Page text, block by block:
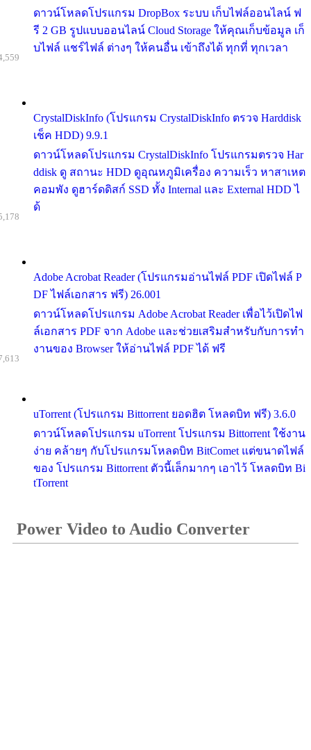
ดาวน์โหลดโปรแกรม DropBox ระบบ เก็บไฟล์ออนไลน์ ฟ
รี 2 GB รูปแบบออนไลน์ Cloud Storage ให้คุณเก็บข้อมูล เก็
บไฟล์ แชร์ไฟล์ ต่างๆ ให้คนอื่น เข้าถึงได้ ทุกที่ ทุกเวลา
CrystalDiskInfo (โปรแกรม CrystalDiskInfo ตรวจ Harddisk
เช็ค HDD) 9.9.1
ดาวน์โหลดโปรแกรม CrystalDiskInfo โปรแกรมตรวจ Har
ddisk ดู สถานะ HDD ดูอุณหภูมิเครื่อง ความเร็ว หาสาเหต
คอมพัง ดูฮาร์ดดิสก์ SSD ทั้ง Internal และ External HDD ไ
ด้
Adobe Acrobat Reader (โปรแกรมอ่านไฟล์ PDF เปิดไฟล์ P
DF ไฟล์เอกสาร ฟรี) 26.001
ดาวน์โหลดโปรแกรม Adobe Acrobat Reader เพื่อไว้เปิดไฟ
ล์เอกสาร PDF จาก Adobe และช่วยเสริมสำหรับกับการทำ
งานของ Browser ให้อ่านไฟล์ PDF ได้ ฟรี
uTorrent (โปรแกรม Bittorrent ยอดฮิต โหลดบิท ฟรี) 3.6.0
ดาวน์โหลดโปรแกรม uTorrent โปรแกรม Bittorrent ใช้งาน
ง่าย คล้ายๆ กับโปรแกรมโหลดบิท BitComet แต่ขนาดไฟล์
ของ โปรแกรม Bittorrent ตัวนี้เล็กมากๆ เอาไว้ โหลดบิท Bi
tTorrent
Power Video to Audio Converter